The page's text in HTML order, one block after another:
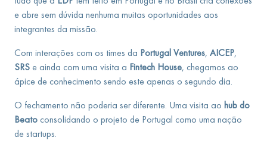
e abre sem dúvida nenhuma muitas oportunidades aos
integrantes da missão.
Com interações com os times da Portugal Ventures, AICEP,
SRS e ainda com uma visita a Fintech House, chegamos ao
ápice de conhecimento sendo este apenas o segundo dia.
O fechamento não poderia ser diferente. Uma visita ao hub do
Beato consolidando o projeto de Portugal como uma nação
de startups.